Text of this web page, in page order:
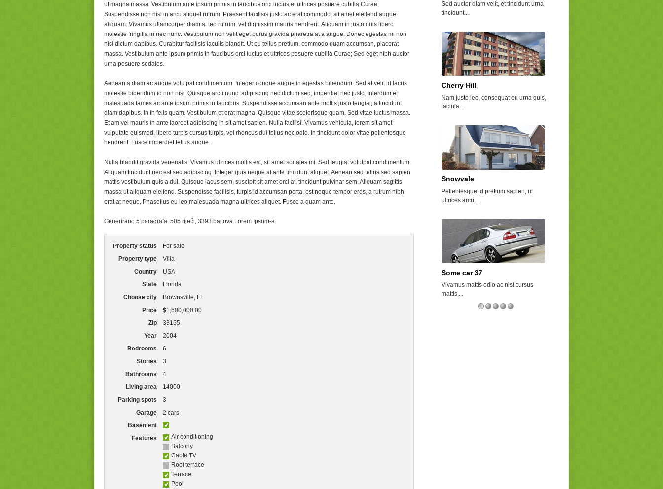
ut magna massa. Vestibulum ante ipsum primis in faucibus orci luctus et ultrices posuere cubilia Curae;
Suspendisse non nisl in arcu aliquet rutrum. Praesent facilisis justo ac erat commodo, sit amet eleifend augue
aliquam. Vivamus ullamcorper diam at leo rutrum, vel dignissim mauris hendrerit. Aliquam in justo quis libero
molestie fringilla in nec nunc. Vestibulum non velit eget purus gravida pharetra at a augue. Donec egestas mi non
nisi dictum dapibus. Curabitur facilisis iaculis blandit. Ut eu tellus pretium, commodo quam accumsan, placerat
massa. Vestibulum ante ipsum primis in faucibus orci luctus et ultrices posuere cubilia Curae; Sed eget nibh auctor
urna posuere sodales.
Aenean a diam ac augue volutpat condimentum. Integer congue augue in egestas bibendum. Sed at velit id lacus
molestie bibendum id non nisi. Quisque arcu nunc, adipiscing nec dictum sed, imperdiet nec justo. Interdum et
malesuada fames ac ante ipsum primis in faucibus. Suspendisse accumsan ante mollis justo feugiat, a tincidunt
diam dapibus. In in felis quam. Vestibulum et erat magna. Quisque vitae scelerisque quam. Sed vitae luctus massa.
Etiam vel mauris in ante laoreet adipiscing in sit amet sapien. Nulla facilisi. Vivamus vehicula, lorem sit amet
vulputate euismod, libero turpis cursus turpis, vel rhoncus dui tellus nec odio. In tincidunt dolor vitae pellentesque
hendrerit. Fusce imperdiet tellus augue.
Nulla blandit gravida venenatis. Vivamus ultrices mollis est, sit amet sodales mi. Sed feugiat volutpat condimentum.
Aliquam tincidunt nec est sed adipiscing. Integer quis neque at ante tincidunt aliquet. Aenean sed tellus sed sapien
mattis vestibulum quis a dui. Quisque lacus sem, suscipit sit amet orci at, tincidunt pulvinar sem. Aliquam sagittis
massa ut aliquam eleifend. Suspendisse facilisis, turpis id accumsan porta, est neque tempor eros, a rutrum nibh
erat at neque. Phasellus eu leo malesuada magna ultrices aliquet. Fusce a quam ante.
Generirano 5 paragrafa, 505 riječi, 3393 bajtova Lorem Ipsum-a
Property status
For sale
Property type
Villa
Country
USA
State
Florida
Choose city
Brownsville, FL
Price
$1,600,000.00
Zip
33155
Year
2004
Bedrooms
6
Stories
3
Bathrooms
4
Living area
14000
Parking spots
3
Garage
2 cars
Basement
Features
Air conditioning
Balcony
Cable TV
Roof terrace
Terrace
Pool
Sed auctor diam velit, et tincidunt urna
tincidunt...
Cherry Hill
Nam justo leo, consequat eu urna quis,
lacinia...
Snowvale
Pellentesque id pretium sapien, ut
ultrices arcu....
Some car 37
Vivamus mattis odio ac nisi cursus
mattis....